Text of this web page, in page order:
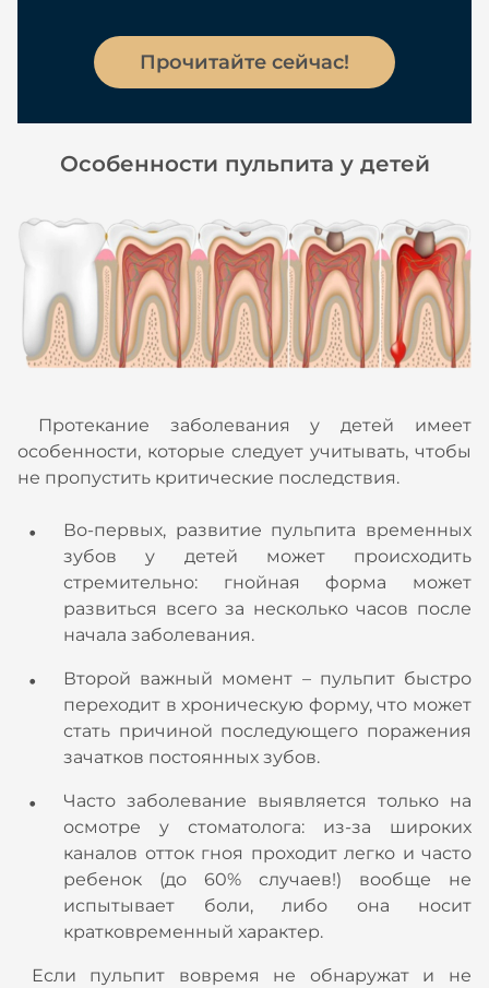
Прочитайте сейчас!
Особенности пульпита у детей
Протекание заболевания у детей имеет
особенности, которые следует учитывать, чтобы
не пропустить критические последствия.
Во-первых, развитие пульпита временных
зубов у детей может происходить
стремительно: гнойная форма может
развиться всего за несколько часов после
начала заболевания.
Второй важный момент – пульпит быстро
переходит в хроническую форму, что может
стать причиной последующего поражения
зачатков постоянных зубов.
Часто заболевание выявляется только на
осмотре у стоматолога: из-за широких
каналов отток гноя проходит легко и часто
ребенок (до 60% случаев!) вообще не
испытывает боли, либо она носит
кратковременный характер.
Если пульпит вовремя не обнаружат и не